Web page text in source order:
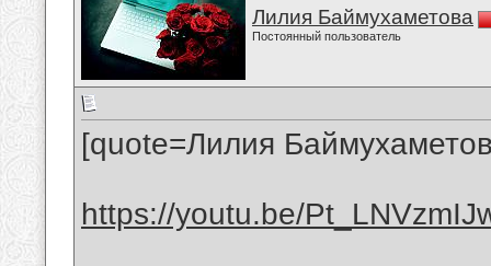
Лилия Баймухаметова
Постоянный пользователь
[quote=Лилия
https://youtu.be/